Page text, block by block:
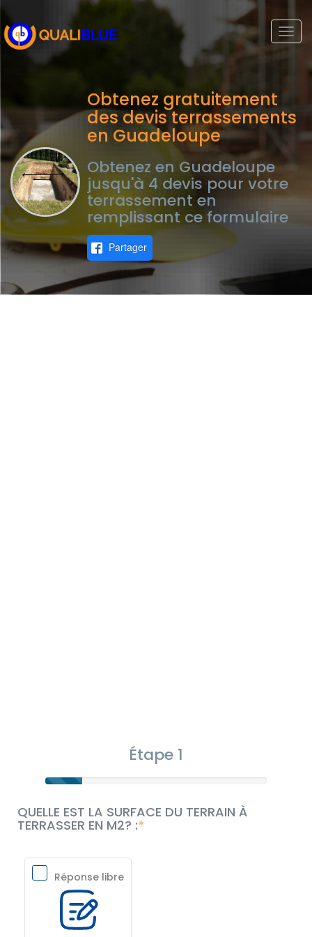
Obtenez gratuitement
des devis terrassements
en Guadeloupe
Obtenez en Guadeloupe
jusqu'à 4 devis pour votre
terrassement en
remplissant ce formulaire
Partager
Étape 1
QUELLE EST LA SURFACE DU TERRAIN À
TERRASSER EN M2? :
Réponse libre